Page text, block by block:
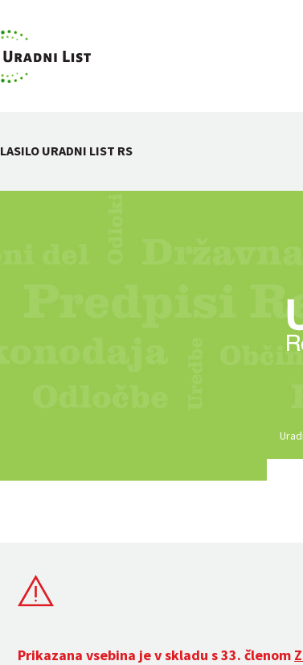
LASILO URADNI LIST RS
Prikazana vsebina je v skladu s 33. členom